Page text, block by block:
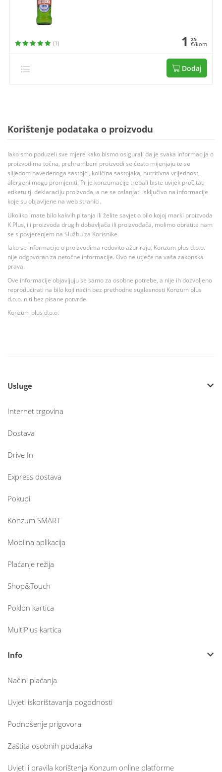
(1) 1 25
€/kom
Dodaj
Korištenje podataka o proizvodu
Iako smo poduzeli sve mjere kako bismo osigurali da je svaka informacija o
proizvodima točna, prehrambeni proizvodi se često mijenjaju te se
slijedom navedenoga sastojci, količina sastojaka, nutritivna vrijednost,
alergeni mogu promjeniti. Prije konzumacije trebali biste uvijek pročitati
etiketu tj. deklaraciju proizvoda, a ne se oslanjati isključivo na informacije
koje su objavljene na web stranici.
Ukoliko imate bilo kakvih pitanja ili želite savjet o bilo kojoj marki proizvoda
K Plus, ili proizvoda drugih dobavljača ili proizvođača, molimo obratite nam
se s povjerenjem na Službu za Korisnike.
Iako se informacije o proizvodima redovito ažuriraju, Konzum plus d.o.o.
nije odgovoran za netočne informacije. Ovo ne utječe na vaša zakonska
prava.
Ove informacije objavljuju se samo za osobne potrebe, a nije ih dozvoljeno
reproducirati na bilo koji način bez prethodne suglasnosti Konzum plus
d.o.o. niti bez pisane potvrde.
Konzum plus d.o.o.
Usluge
Internet trgovina
Dostava
Drive In
Express dostava
Pokupi
Konzum SMART
Mobilna aplikacija
Plaćanje režija
Shop&Touch
Poklon kartica
MultiPlus kartica
Info
Načini plaćanja
Uvjeti iskorištavanja pogodnosti
Podnošenje prigovora
Zaštita osobnih podataka
Uvjeti i pravila korištenja Konzum online platforme